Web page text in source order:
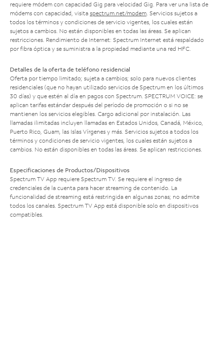
requiere módem con capacidad Gig para velocidad Gig. Para ver una lista de
módems con capacidad, visita spectrum.net/modem. Servicios sujetos a
todos los términos y condiciones de servicio vigentes, los cuales están
sujetos a cambios. No están disponibles en todas las áreas. Se aplican
restricciones. Rendimiento de Internet: Spectrum Internet está respaldado
por fibra óptica y se suministra a la propiedad mediante una red HFC.
Detalles de la oferta de teléfono residencial
Oferta por tiempo limitado; sujeta a cambios; solo para nuevos clientes
residenciales (que no hayan utilizado servicios de Spectrum en los últimos
30 días) y que estén al día en pagos con Spectrum. SPECTRUM VOICE: se
aplican tarifas estándar después del período de promoción o si no se
mantienen los servicios elegibles. Cargo adicional por instalación. Las
llamadas ilimitadas incluyen llamadas en Estados Unidos, Canadá, México,
Puerto Rico, Guam, las Islas Vírgenes y más. Servicios sujetos a todos los
términos y condiciones de servicio vigentes, los cuales están sujetos a
cambios. No están disponibles en todas las áreas. Se aplican restricciones.
Especificaciones de Productos/Dispositivos
Spectrum TV App requiere Spectrum TV. Se requiere el ingreso de
credenciales de la cuenta para hacer streaming de contenido. La
funcionalidad de streaming está restringida en algunas zonas; no admite
todos los canales. Spectrum TV App está disponible solo en dispositivos
compatibles.